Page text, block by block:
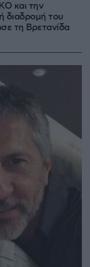
και την
διαδρομή του
τη Βρετανίδα